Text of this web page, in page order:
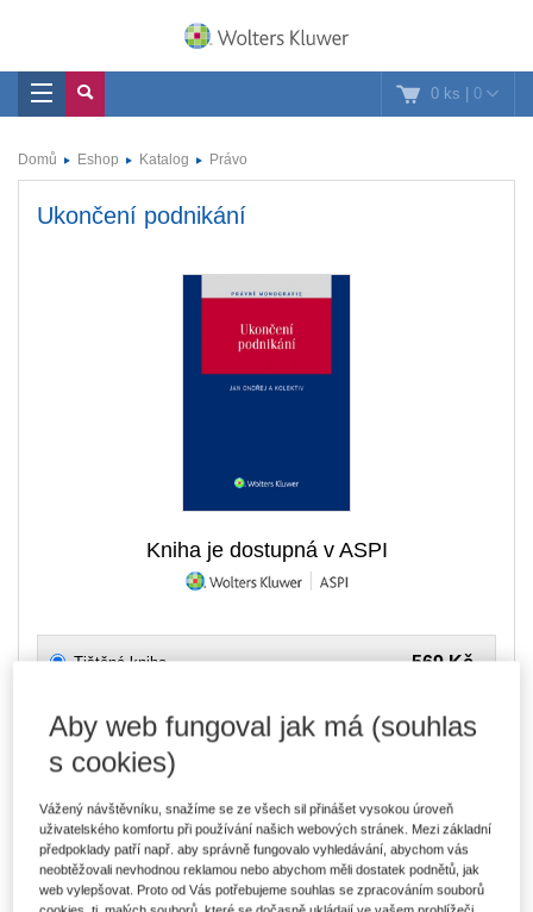
0 ks | 0
Domů Eshop Katalog Právo
Ukončení podnikání
Kniha je dostupná v ASPI
569 Kč
Tištěná kniha
E-kniha Smarteca + soubory ke stažení
V prodeji - ihned k dispozici
Kde najdu soubory e-knih?
811 Kč
Balíček - Tištěná kniha + E-kniha
Aby web fungoval jak má (souhlas
s cookies)
Vážený návštěvníku, snažíme se ze všech sil přinášet vysokou úroveň
uživatelského komfortu při používání našich webových stránek. Mezi základní
předpoklady patří např. aby správně fungovalo vyhledávání, abychom vás
neobtěžovali nevhodnou reklamou nebo abychom měli dostatek podnětů, jak
web vylepšovat. Proto od Vás potřebujeme souhlas se zpracováním souborů